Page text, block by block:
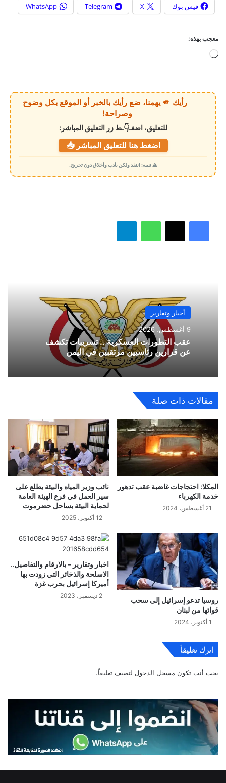
فيس بوك X
Telegram
WhatsApp
معجب بهذه:
ي
م
ي
رأيك 🫵 يهمنا، ضع رأيك بالخبر أو الموقع بكل وضوح
وصراحة!
للتعليق، اضغـ👇ـط زر التعليق المباشر:
اضغط هنا للتعليق المباشر 📥
⚠️ تنبيه: انتقد ولكن بأدب وأخلاق دون تجريح.
واتساب
أخبار وتقارير
9 أغسطس، 2026
عقب التطورات العسكرية .. تسريبات تكشف
عن قرارين رئاسيين مرتقبين في اليمن
مقالات ذات صلة
المكلا: احتجاجات غاضبة عقب تدهور
خدمة الكهرباء
21 أغسطس، 2024
نائب وزير المياه والبيئة يطلع على
سير العمل في فرع الهيئة العامة
لحماية البيئة بساحل حضرموت
12 أكتوبر، 2025
روسيا تدعو إسرائيل إلى سحب
قواتها من لبنان
1 أكتوبر، 2024
اخبار وتقارير – بالارقام والتفاصيل..
الاسلحة والذخائر التي زودت بها
أميركا إسرائيل بحرب غزة
2 ديسمبر، 2023
اترك تعليقاً
يجب أنت تكون مسجل الدخول لتضيف تعليقاً.